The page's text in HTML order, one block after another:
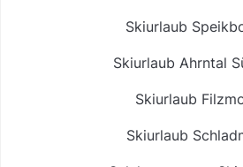
Skiurlaub
Skiurlaub Ahrntal
Skiurlaub
Skiurlaub